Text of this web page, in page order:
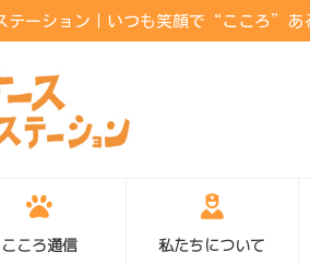
テーション｜いつも笑顔で“こころ”あ
こころ通信 私たちについて